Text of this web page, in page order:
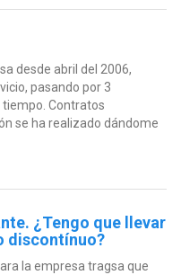
desde abril del 2006,
pasando por 3
Contratos
se ha realizado dándome
¿Tengo que llevar
discontínuo?
la empresa tragsa que